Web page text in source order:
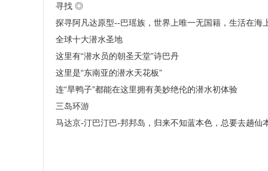
寻找 ◎
探寻阿凡达原型--巴瑶族，世界上唯一无国籍，生活在海
全球十大潜水圣地
这里有“潜水员的朝圣天堂”诗巴丹
这里是“东南亚的潜水天花板”
连“旱鸭子”都能在这里拥有美妙绝伦的潜水初体验
三岛环游
马达京-汀巴汀巴-邦邦岛，归来不知蓝本色，总要去趟仙